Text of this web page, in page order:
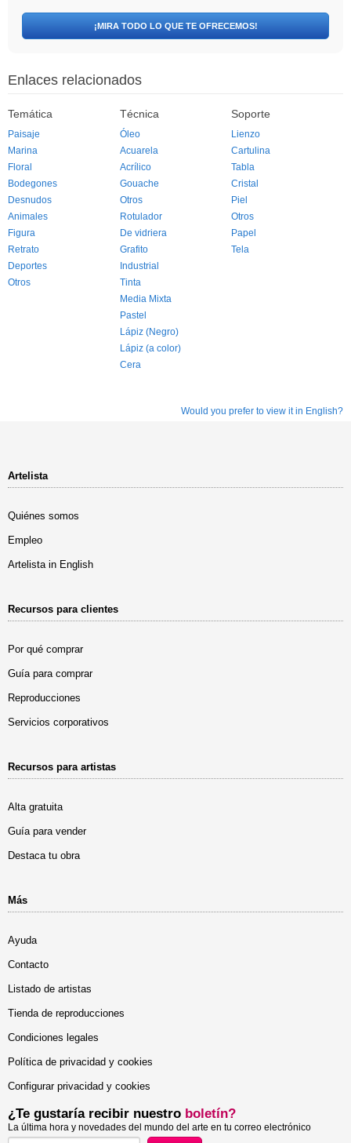
¡MIRA TODO LO QUE TE OFRECEMOS!
Enlaces relacionados
Temática
Paisaje
Marina
Floral
Bodegones
Desnudos
Animales
Figura
Retrato
Deportes
Otros
Técnica
Óleo
Acuarela
Acrílico
Gouache
Otros
Rotulador
De vidriera
Grafito
Industrial
Tinta
Media Mixta
Pastel
Lápiz (Negro)
Lápiz (a color)
Cera
Soporte
Lienzo
Cartulina
Tabla
Cristal
Piel
Otros
Papel
Tela
Would you prefer to view it in English?
Artelista
Quiénes somos
Empleo
Artelista in English
Recursos para clientes
Por qué comprar
Guía para comprar
Reproducciones
Servicios corporativos
Recursos para artistas
Alta gratuita
Guía para vender
Destaca tu obra
Más
Ayuda
Contacto
Listado de artistas
Tienda de reproducciones
Condiciones legales
Política de privacidad y cookies
Configurar privacidad y cookies
¿Te gustaría recibir nuestro boletín?
La última hora y novedades del mundo del arte en tu correo electrónico